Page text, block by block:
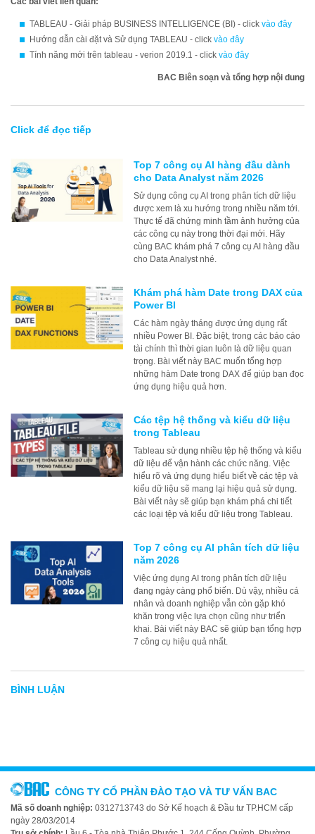
TABLEAU - Giải pháp BUSINESS INTELLIGENCE (BI) - click vào đây
Hướng dẫn cài đặt và Sử dụng TABLEAU - click vào đây
Tính năng mới trên tableau - verion 2019.1 - click vào đây
BAC Biên soạn và tổng hợp nội dung
Click để đọc tiếp
Top 7 công cụ AI hàng đầu dành
cho Data Analyst năm 2026
Sử dụng công cụ AI trong phân tích dữ liệu
được xem là xu hướng trong nhiều năm tới.
Thực tế đã chứng minh tầm ảnh hưởng của
các công cụ này trong thời đại mới. Hãy
cùng BAC khám phá 7 công cụ AI hàng đầu
cho Data Analyst nhé.
Khám phá hàm Date trong DAX của
Power BI
Các hàm ngày tháng được ứng dụng rất
nhiều Power BI. Đặc biệt, trong các báo cáo
tài chính thì thời gian luôn là dữ liệu quan
trọng. Bài viết này BAC muốn tổng hợp
những hàm Date trong DAX để giúp bạn đọc
ứng dụng hiệu quả hơn.
Các tệp hệ thống và kiểu dữ liệu
trong Tableau
Tableau sử dụng nhiều tệp hệ thống và kiểu
dữ liệu để vận hành các chức năng. Việc
hiểu rõ và ứng dụng hiểu biết về các tệp và
kiểu dữ liệu sẽ mang lại hiệu quả sử dụng.
Bài viết này sẽ giúp bạn khám phá chi tiết
các loại tệp và kiểu dữ liệu trong Tableau.
Top 7 công cụ AI phân tích dữ liệu
năm 2026
Việc ứng dụng AI trong phân tích dữ liệu
đang ngày càng phổ biến. Dù vậy, nhiều cá
nhân và doanh nghiệp vẫn còn gặp khó
khăn trong việc lựa chọn cũng như triển
khai. Bài viết này BAC sẽ giúp bạn tổng hợp
7 công cụ hiệu quả nhất.
BÌNH LUẬN
CÔNG TY CỔ PHẦN ĐÀO TẠO VÀ TƯ VẤN BAC
Mã số doanh nghiệp: 0312713743 do Sở Kế hoạch & Đầu tư TP.HCM cấp
ngày 28/03/2014